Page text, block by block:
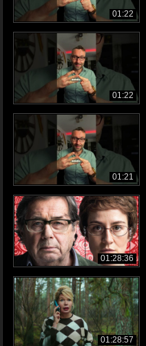
01:22
01:22
01:21
01:28:36
01:28:57